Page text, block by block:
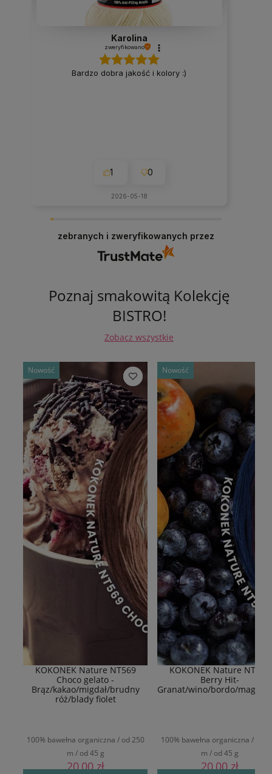
Karolina
zweryfikowano
Bardzo dobra jakość i kolory :)
1 0
2026-05-18
zebranych i zweryfikowanych przez
Poznaj smakowitą Kolekcję
BISTRO!
Zobacz wszystkie
KOKONEK Nature NT569
Choco gelato -
Brąz/kakao/migdał/brudny
róż/blady fiolet
100% bawełna organiczna / od 250
m / od 45 g
20,00 zł
Nowość
KOKONEK Nature NT577
Berry Hit-
Granat/wino/bordo/
100% bawełna organiczna / od
m / od 45 g
20,00 zł
Nowość